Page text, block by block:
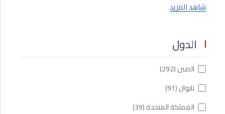
شاهد المزيد
الدول
الصين(292)
تايوان(91)
المملكة المتحدة(39)